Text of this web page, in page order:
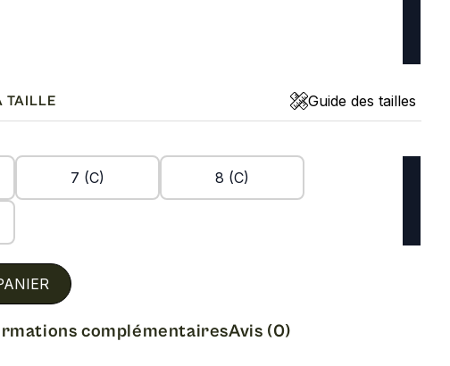
TAILLE Guide des tailles
7 (C) 8 (C)
complémentairesAvis (0)